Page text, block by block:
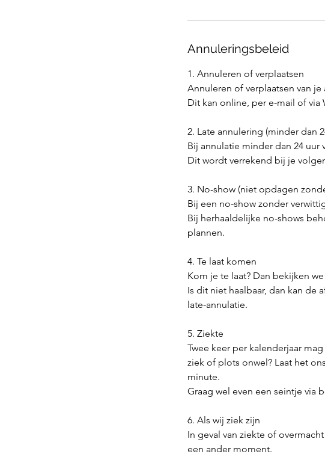
Annuleringsbeleid
1. Annuleren of verplaatsen
Annuleren of verplaatsen van
Dit kan online, per e-mail of via
2. Late annulering (minder dan
Bij annulatie minder dan 24 uur
Dit wordt verrekend bij je
3. No-show (niet opdagen
Bij een no-show zonder
Bij herhaaldelijke no-shows
plannen.
4. Te laat komen
Kom je te laat? Dan bekijken
Is dit niet haalbaar, dan kan de
late-annulatie.
5. Ziekte
Twee keer per kalenderjaar
ziek of plots onwel? Laat het
minute.
Graag wel even een seintje via
6. Als wij ziek zijn
In geval van ziekte of
een ander moment.